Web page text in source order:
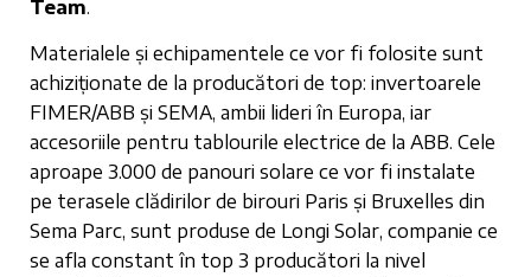
Team.
Materialele și echipamentele ce vor fi folosite sunt
achiziționate de la producători de top: invertoarele
FIMER/ABB și SEMA, ambii lideri în Europa, iar
accesoriile pentru tablourile electrice de la ABB. Cele
aproape 3.000 de panouri solare ce vor fi instalate
pe terasele clădirilor de birouri Paris și Bruxelles din
Sema Parc, sunt produse de Longi Solar, companie ce
se afla constant în top 3 producători la nivel